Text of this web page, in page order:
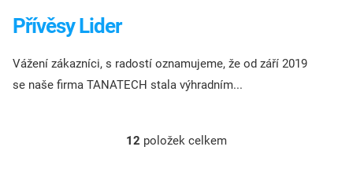
Přívěsy Lider
Vážení zákazníci, s radostí oznamujeme, že od září 2019
se naše firma TANATECH stala výhradním...
O
12 položek celkem